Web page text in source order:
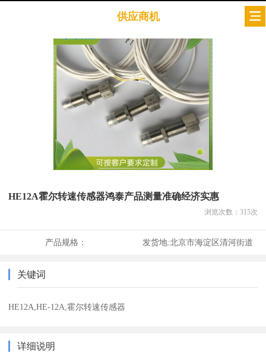
供应商机
HE12A霍尔转速传感器鸿泰产品测量准确经济实惠
浏览次数： 315次
产品规格： 发货地:北京市海淀区清河街道
关键词
HE12A,HE-12A,霍尔转速传感器
详细说明